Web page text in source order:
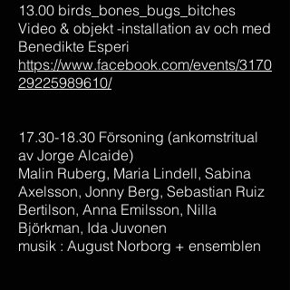
13.00 birds_bones_bugs_bitches
Video & objekt -installation av och med
Benedikte Esperi
https://www.facebook.com/events/3170
29225989610/
17.30-18.30 Försoning (ankomstritual
av Jorge Alcaide)
Malin Ruberg, Maria Lindell, Sabina
Axelsson, Jonny Berg, Sebastian Ruiz
Bertilson, Anna Emilsson, Nilla
Björkman, Ida Juvonen
musik : August Norborg + ensemblen